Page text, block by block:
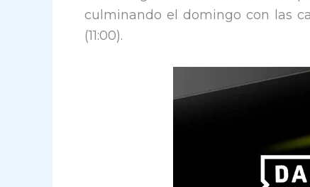
culminando el domingo con las
(11:00).